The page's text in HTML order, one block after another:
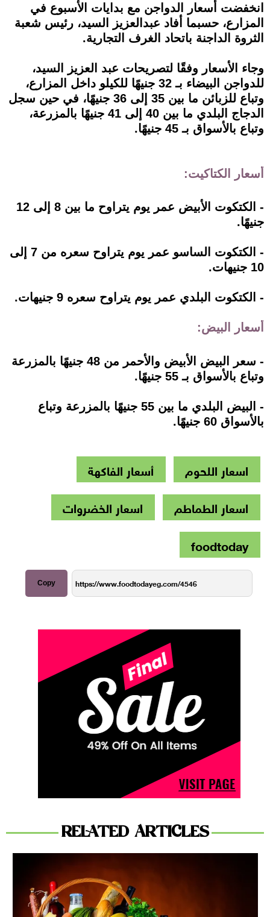
انخفضت أسعار الدواجن مع بدايات الأسبوع في
المزارع، حسبما أفاد عبدالعزيز السيد، رئيس شعبة
الثروة الداجنة باتحاد الغرف التجارية.
وجاء الأسعار وفقًا لتصريحات عبد العزيز السيد،
للدواجن البيضاء بـ 32 جنيهًا للكيلو داخل المزارع،
وتباع للزبائن ما بين 35 إلى 36 جنيهًا، في حين سجل
الدجاج البلدي ما بين 40 إلى 41 جنيهًا بالمزرعة،
وتباع بالأسواق بـ 45 جنيهًا.
أسعار الكتاكيت:
- الكتكوت الأبيض عمر يوم يتراوح ما بين 8 إلى 12
جنيهًا.
- الكتكوت الساسو عمر يوم يتراوح سعره من 7 إلى
10 جنيهات.
- الكتكوت البلدي عمر يوم يتراوح سعره 9 جنيهات.
أسعار البيض:
- سعر البيض الأبيض والأحمر من 48 جنيهًا بالمزرعة
وتباع بالأسواق بـ 55 جنيهًا.
- البيض البلدي ما بين 55 جنيهًا بالمزرعة وتباع
بالأسواق 60 جنيهًا.
اسعار اللحوم
أسعار الفاكهة
اسعار الطماطم
اسعار الخضروات
foodtoday
Copy
RELATED ARTICLES